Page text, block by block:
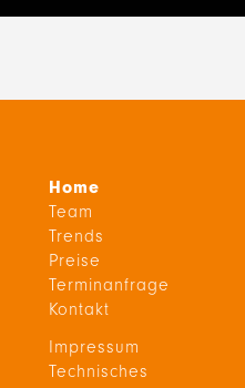
Home
Team
Trends
Preise
Terminanfrage
Kontakt
Impressum
Technisches